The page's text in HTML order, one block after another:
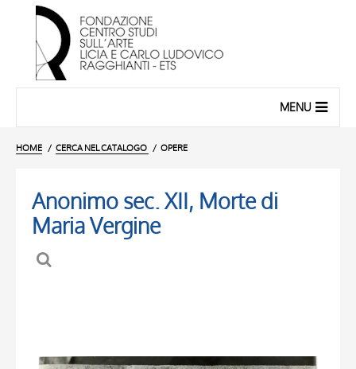
MENU
HOME CERCA NEL CATALOGO OPERE
Anonimo sec. XII, Morte di
Maria Vergine